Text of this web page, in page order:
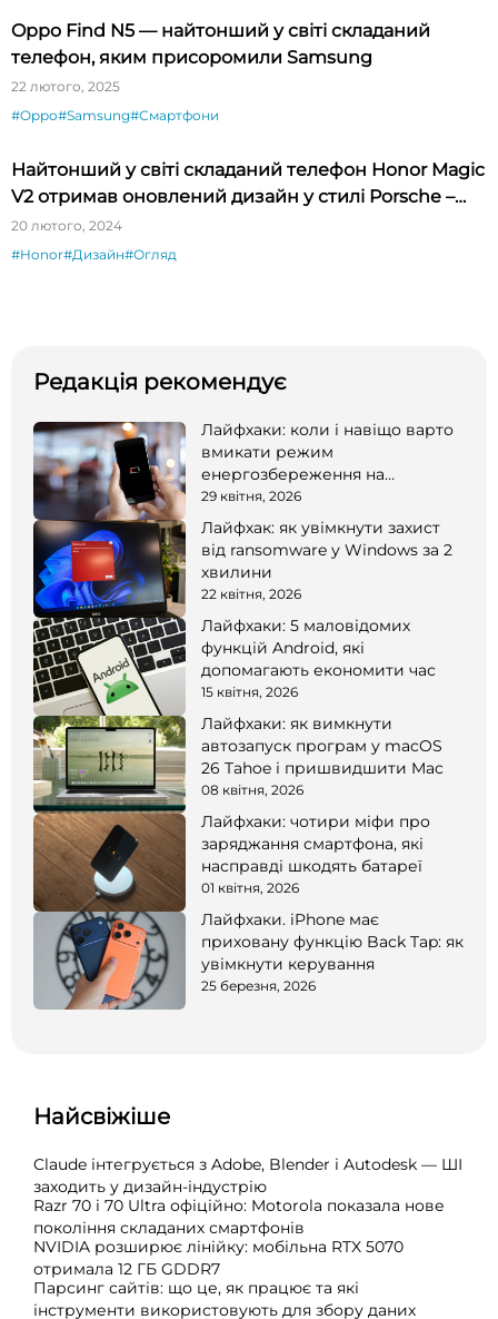
Oppo Find N5 — найтонший у світі складаний
телефон, яким присоромили Samsung
22 лютого, 2025
#Oppo#Samsung#Смартфони
Найтонший у світі складаний телефон Honor Magic
V2 отримав оновлений дизайн у стилі Porsche –
огляд
20 лютого, 2024
#Honor#Дизайн#Огляд
Редакція рекомендує
Лайфхаки: коли і навіщо варто
вмикати режим
енергозбереження на
смартфоні
29 квітня, 2026
Лайфхак: як увімкнути захист
від ransomware у Windows за 2
хвилини
22 квітня, 2026
Лайфхаки: 5 маловідомих
функцій Android, які
допомагають економити час
15 квітня, 2026
Лайфхаки: як вимкнути
автозапуск програм у macOS
26 Tahoe і пришвидшити Mac
08 квітня, 2026
Лайфхаки: чотири міфи про
заряджання смартфона, які
насправді шкодять батареї
01 квітня, 2026
Лайфхаки. iPhone має
приховану функцію Back Tap: як
увімкнути керування
25 березня, 2026
Найсвіжіше
Claude інтегрується з Adobe, Blender і Autodesk — ШІ
заходить у дизайн-індустрію
Razr 70 і 70 Ultra офіційно: Motorola показала нове
покоління складаних смартфонів
NVIDIA розширює лінійку: мобільна RTX 5070
отримала 12 ГБ GDDR7
Парсинг сайтів: що це, як працює та які
інструменти використовують для збору даних